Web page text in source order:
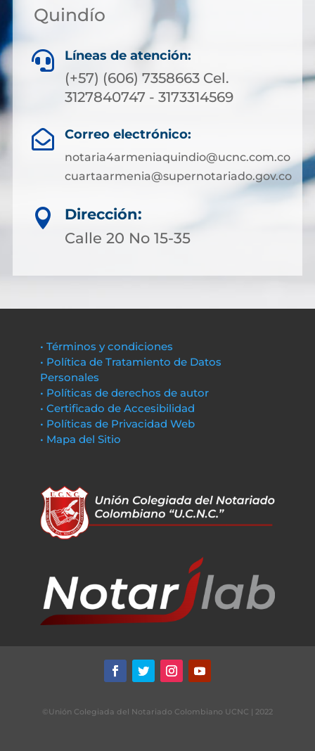
Quindío
 Líneas de atención:
(+57) (606) 7358663 Cel.
3127840747 - 3173314569
 Correo electrónico:
notaria4armeniaquindio@ucnc.com.co
cuartaarmenia@supernotariado.gov.co

Dirección:
Calle 20 No 15-35
• Términos y condiciones
• Política de Tratamiento de Datos
Personales
• Políticas de derechos de autor
• Certificado de Accesibilidad
• Políticas de Privacidad Web
• Mapa del Sitio
©Unión Colegiada del Notariado Colombiano UCNC | 2022